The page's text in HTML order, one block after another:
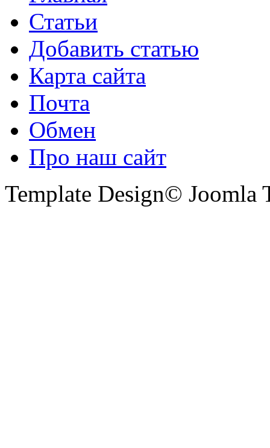
Статьи
Добавить статью
Карта сайта
Почта
Обмен
Про наш сайт
Template Design© Joomla